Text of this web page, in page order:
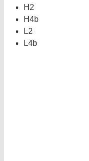
H2
H4b
L2
L4b